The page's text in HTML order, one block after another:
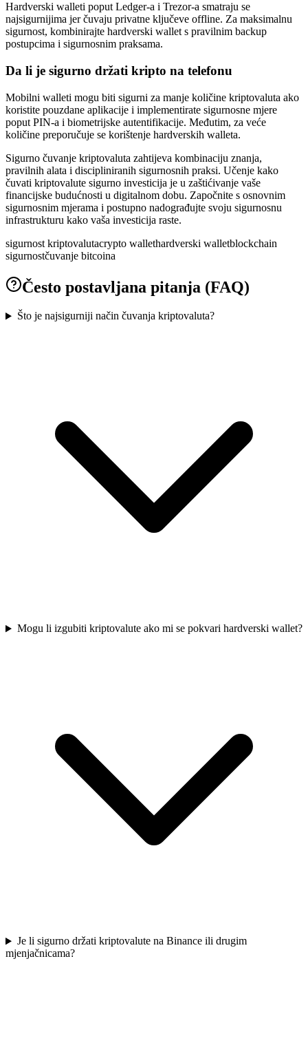
Hardverski walleti poput Ledger-a i Trezor-a smatraju se
najsigurnijima jer čuvaju privatne ključeve offline. Za maksimalnu
sigurnost, kombinirajte hardverski wallet s pravilnim backup
postupcima i sigurnosnim praksama.
Da li je sigurno držati kripto na telefonu
Mobilni walleti mogu biti sigurni za manje količine kriptovaluta ako
koristite pouzdane aplikacije i implementirate sigurnosne mjere
poput PIN-a i biometrijske autentifikacije. Međutim, za veće
količine preporučuje se korištenje hardverskih walleta.
Sigurno čuvanje kriptovaluta zahtijeva kombinaciju znanja,
pravilnih alata i discipliniranih sigurnosnih praksi. Učenje kako
čuvati kriptovalute sigurno investicija je u zaštićivanje vaše
financijske budućnosti u digitalnom dobu. Započnite s osnovnim
sigurnosnim mjerama i postupno nadograđujte svoju sigurnosnu
infrastrukturu kako vaša investicija raste.
sigurnost kriptovalutacrypto wallethardverski walletblockchain
sigurnostčuvanje bitcoina
Često postavljana pitanja (FAQ)
Što je najsigurniji način čuvanja kriptovaluta?
Mogu li izgubiti kriptovalute ako mi se pokvari hardverski wallet?
Je li sigurno držati kriptovalute na Binance ili drugim
mjenjačnicama?